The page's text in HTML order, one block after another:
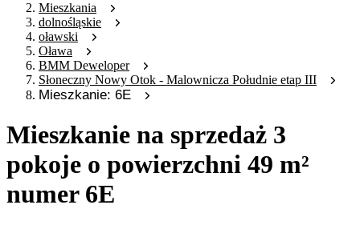
Mieszkania
dolnośląskie
oławski
Oława
BMM Deweloper
Słoneczny Nowy Otok - Malownicza Południe etap III
Mieszkanie: 6E
Mieszkanie na sprzedaż 3
pokoje o powierzchni 49 m²
numer 6E